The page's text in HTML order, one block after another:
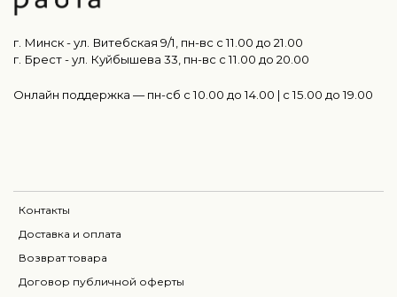
Контакты
Доставка и оплата
Возврат товара
Договор публичной оферты
г. Минск - ул. Витебская 9/1, пн-вс с 11.00 до 21.00
г. Брест - ул. Куйбышева 33, пн-вс c 11.00 до 20.00
Онлайн поддержка — пн-сб с 10.00 до 14.00 | c 15.00 до 19.00